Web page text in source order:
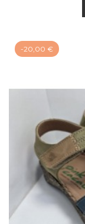
-20,00 €